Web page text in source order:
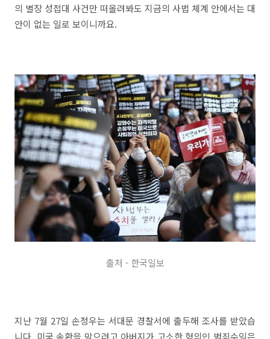
의 별장 성접대 사건만 떠올려봐도 지금의 사법 체계 안에서는 대
안이 없는 일로 보이니까요.
출처 - 한국일보
지난 7월 27일 손정우는 서대문 경찰서에 출두해 조사를 받았습
니다. 미국 송환을 막으려고 아버지가 고소한 혐의인 범죄수익은